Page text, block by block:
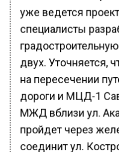
уже ведется
специалисты
двух. Уточняется,
на пересечении
дороги и МЦД-1
МЖД вблизи ул.
пройдет через
соединит ул.